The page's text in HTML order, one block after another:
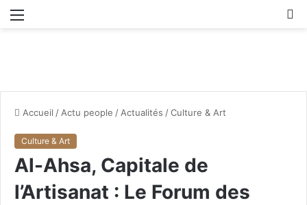
Accueil /Actu people /Actualités /Culture & Art
Culture & Art
Al-Ahsa, Capitale de
l’Artisanat : Le Forum des